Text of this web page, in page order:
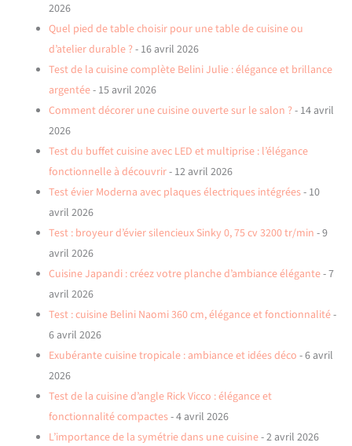
2026
Quel pied de table choisir pour une table de cuisine ou
d’atelier durable ?- 16 avril 2026
Test de la cuisine complète Belini Julie : élégance et brillance
argentée- 15 avril 2026
Comment décorer une cuisine ouverte sur le salon ?- 14 avril
2026
Test du buffet cuisine avec LED et multiprise : l’élégance
fonctionnelle à découvrir- 12 avril 2026
Test évier Moderna avec plaques électriques intégrées- 10
avril 2026
Test : broyeur d’évier silencieux Sinky 0, 75 cv 3200 tr/min - 9
avril 2026
Cuisine Japandi : créez votre planche d’ambiance élégante- 7
avril 2026
Test : cuisine Belini Naomi 360 cm, élégance et fonctionnalité-
6 avril 2026
Exubérante cuisine tropicale : ambiance et idées déco - 6 avril
2026
Test de la cuisine d’angle Rick Vicco : élégance et
fonctionnalité compactes- 4 avril 2026
L’importance de la symétrie dans une cuisine- 2 avril 2026